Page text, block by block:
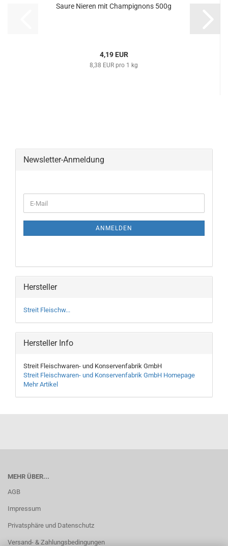
Saure Nieren mit Champignons 500g
4,19 EUR
8,38 EUR pro 1 kg
Newsletter-Anmeldung
ZUR
E-
Mail
ANMELDEN
Hersteller
Streit Fleischw...
Hersteller Info
Streit Fleischwaren- und Konservenfabrik GmbH
Streit Fleischwaren- und Konservenfabrik GmbH Homepage
Mehr Artikel
MEHR ÜBER...
AGB
Impressum
Privatsphäre und Datenschutz
Versand- & Zahlungsbedingungen